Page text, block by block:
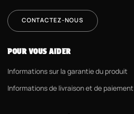
CONTACTEZ-NOUS
POUR VOUS AIDER
Informations sur la garantie du produit
Informations de livraison et de paiement